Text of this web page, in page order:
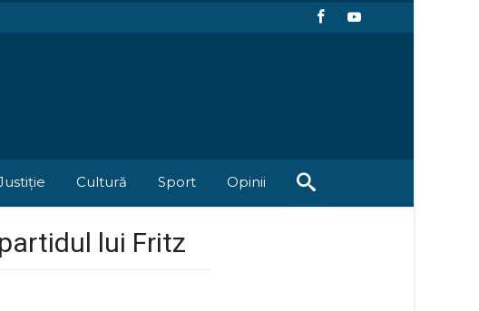
Cultură Sport Opinii
lui Fritz